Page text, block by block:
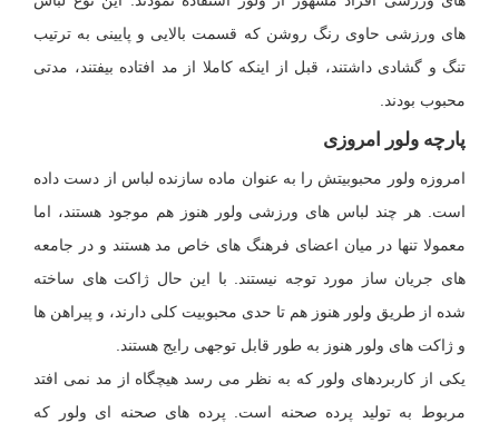
های ورزشی حاوی رنگ روشن که قسمت بالایی و پایینی به ترتیب
تنگ و گشادی داشتند، قبل از اینکه کاملا از مد افتاده بیفتند، مدتی
محبوب بودند.
پارچه ولور امروزی
امروزه ولور محبوبیتش را به عنوان ماده سازنده لباس از دست داده
است. هر چند لباس های ورزشی ولور هنوز هم موجود هستند، اما
معمولا تنها در میان اعضای فرهنگ های خاص مد هستند و در جامعه
های جریان ساز مورد توجه نیستند. با این حال ژاکت های ساخته
شده از طریق ولور هنوز هم تا حدی محبوبیت کلی دارند، و پیراهن ها
و ژاکت های ولور هنوز به طور قابل توجهی رایج هستند.
یکی از کاربردهای ولور که به نظر می رسد هیچگاه از مد نمی افتد
مربوط به تولید پرده صحنه است. پرده های صحنه ای ولور که